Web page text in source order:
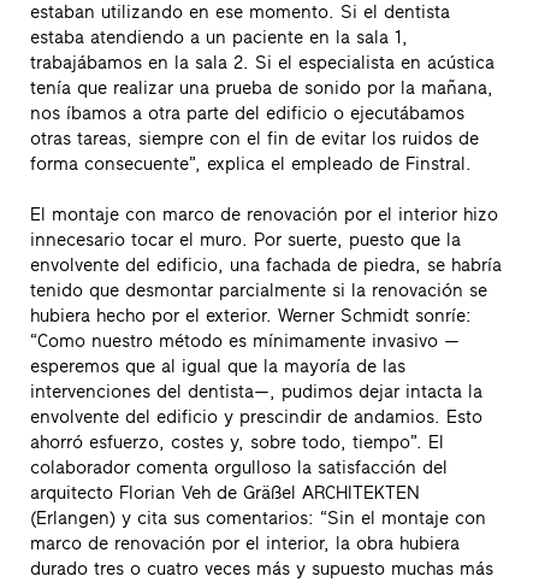
estaban utilizando en ese momento. Si el dentista
estaba atendiendo a un paciente en la sala 1,
trabajábamos en la sala 2. Si el especialista en acústica
tenía que realizar una prueba de sonido por la mañana,
nos íbamos a otra parte del edificio o ejecutábamos
otras tareas, siempre con el fin de evitar los ruidos de
forma consecuente”, explica el empleado de Finstral.
El montaje con marco de renovación por el interior hizo
innecesario tocar el muro. Por suerte, puesto que la
envolvente del edificio, una fachada de piedra, se habría
tenido que desmontar parcialmente si la renovación se
hubiera hecho por el exterior. Werner Schmidt sonríe:
“Como nuestro método es mínimamente invasivo —
esperemos que al igual que la mayoría de las
intervenciones del dentista—, pudimos dejar intacta la
envolvente del edificio y prescindir de andamios. Esto
ahorró esfuerzo, costes y, sobre todo, tiempo”. El
colaborador comenta orgulloso la satisfacción del
arquitecto Florian Veh de Gräßel ARCHITEKTEN
(Erlangen) y cita sus comentarios: “Sin el montaje con
marco de renovación por el interior, la obra hubiera
durado tres o cuatro veces más y supuesto muchas más